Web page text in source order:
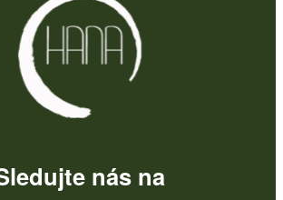
nás na